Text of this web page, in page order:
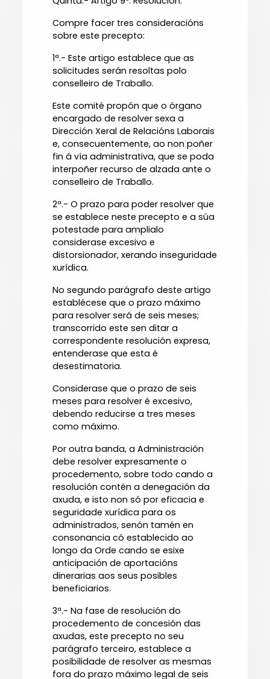
Compre facer tres consideracións
sobre este precepto:
1ª.- Este artigo establece que as
solicitudes serán resoltas polo
conselleiro de Traballo.
Este comité propón que o órgano
encargado de resolver sexa a
Dirección Xeral de Relacións Laborais
e, consecuentemente, ao non poñer
fin á vía administrativa, que se poda
interpoñer recurso de alzada ante o
conselleiro de Traballo.
2ª.- O prazo para poder resolver que
se establece neste precepto e a súa
potestade para amplialo
considerase excesivo e
distorsionador, xerando inseguridade
xurídica.
No segundo parágrafo deste artigo
establécese que o prazo máximo
para resolver será de seis meses;
transcorrido este sen ditar a
correspondente resolución expresa,
entenderase que esta é
desestimatoria.
Considerase que o prazo de seis
meses para resolver é excesivo,
debendo reducirse a tres meses
como máximo.
Por outra banda, a Administración
debe resolver expresamente o
procedemento, sobre todo cando a
resolución contén a denegación da
axuda, e isto non só por eficacia e
seguridade xurídica para os
administrados, senón tamén en
consonancia có establecido ao
longo da Orde cando se esixe
anticipación de aportacións
dinerarias aos seus posibles
beneficiarios.
3ª.- Na fase de resolución do
procedemento de concesión das
axudas, este precepto no seu
parágrafo terceiro, establece a
posibilidade de resolver as mesmas
fora do prazo máximo legal de seis